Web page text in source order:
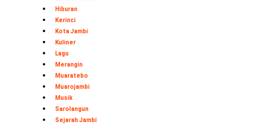
Hiburan
Kerinci
Kota Jambi
Kuliner
Lagu
Merangin
Muaratebo
Muarojambi
Musik
Sarolangun
Sejarah Jambi